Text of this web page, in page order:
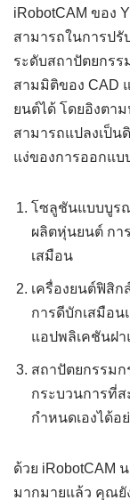
iRobotCAM ของ
สามารถในการป
ระดับสถาปัตยกร
สามมิติของ CAD
ยนต์ได้ โดยอิงตา
สามารถแปลงเป็น
แง่ของการออกแบ
โซลูชันแบบบูร
ผลิตหุ่นยนต์ กา
เสมือน
เครื่องยนต์ฟิสิก
การดีบักเสมือน
แอปพลิเคชันฝ
สถาปัตยกรรมก
กระบวนการที่
กำหนดเองได้อ
ด้วย iRobotCAM
มากมายแล้ว คุณยั